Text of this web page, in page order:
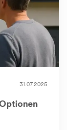
31.07.2025